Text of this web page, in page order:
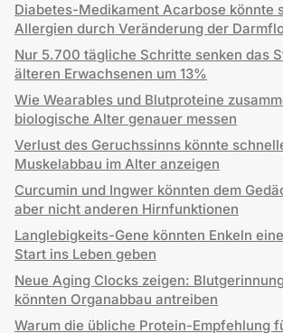
Diabetes-Medikament Acarbose könnte
Allergien durch Veränderung der
Nur 5.700 tägliche Schritte senken das
älteren Erwachsenen um 13%
Wie Wearables und Blutproteine
biologische Alter genauer messen
Verlust des Geruchssinns könnte
Muskelabbau im Alter anzeigen
Curcumin und Ingwer könnten dem
aber nicht anderen Hirnfunktionen
Langlebigkeits-Gene könnten Enkeln
Start ins Leben geben
Neue Aging Clocks zeigen:
könnten Organabbau antreiben
Warum die übliche Protein-Empfehlung